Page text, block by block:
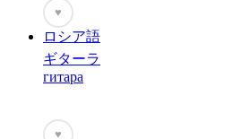
♥
ロシア語
ギターラ
гитара
♥